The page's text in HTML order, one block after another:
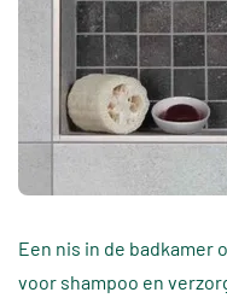
Een nis in de badkamer
voor shampoo en